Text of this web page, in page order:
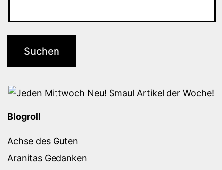
Blogroll
Achse des Guten
Aranitas Gedanken